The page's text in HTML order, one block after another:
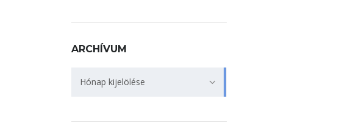
ARCHÍVUM
Hónap kijelölése